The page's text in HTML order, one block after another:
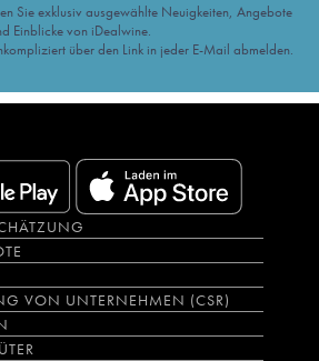
Sie exklusiv ausgewählte Neuigkeiten, Angebote
Einblicke von iDealwine.
über den Link in jeder E-Mail abmelden.
VON UNTERNEHMEN (CSR)